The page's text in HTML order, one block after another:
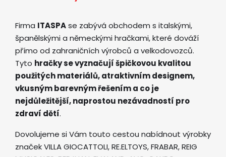
Firma ITASPAse zabývá obchodem s italskými,
španělskými a německými hračkami, které dováží
přímo od zahraničních výrobců a velkodovozců.
Tyto hračky se vyznačují špičkovou kvalitou
použitých materiálů, atraktivním designem,
vkusným barevným řešením a co je
nejdůležitější, naprostou nezávadností pro
zdraví dětí.
Dovolujeme si Vám touto cestou nabídnout výrobky
značek VILLA GIOCATTOLI, RE.ELTOYS, FRABAR, REIG